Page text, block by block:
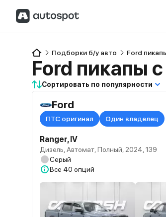
Подборки б/у авто Ford
Ford пикапы
Сортировать по популярности
Ford
ПТС оригинал Один владелец
Ranger, IV
Дизель, Автомат, Полный, 2024, 139
Серый
Все 40 опций